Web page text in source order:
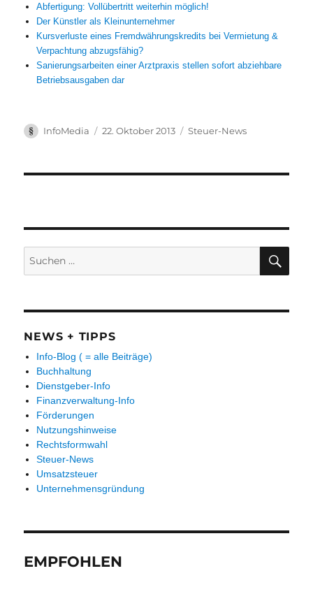
Abfertigung: Vollübertritt weiterhin möglich!
Der Künstler als Kleinunternehmer
Kursverluste eines Fremdwährungskredits bei Vermietung &
Verpachtung abzugsfähig?
Sanierungsarbeiten einer Arztpraxis stellen sofort abziehbare
Betriebsausgaben dar
Autor
InfoMedia
Veröffentlicht
22. Oktober 2013 Kategorien
Steuer-News
nach:
NEWS + TIPPS
Info-Blog ( = alle Beiträge)
Buchhaltung
Dienstgeber-Info
Finanzverwaltung-Info
Förderungen
Nutzungshinweise
Rechtsformwahl
Steuer-News
Umsatzsteuer
Unternehmensgründung
EMPFOHLEN